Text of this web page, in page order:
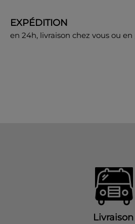
EXPÉDITION
en 24h, livraison chez vous ou
Livraison